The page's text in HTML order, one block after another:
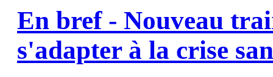
En bref - Nouveau
s'adapter à la crise